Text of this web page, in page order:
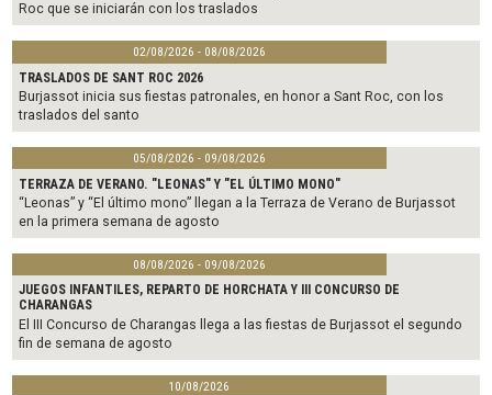
Roc que se iniciarán con los traslados
02/08/2026 - 08/08/2026
TRASLADOS DE SANT ROC 2026
Burjassot inicia sus fiestas patronales, en honor a Sant Roc, con los
traslados del santo
05/08/2026 - 09/08/2026
TERRAZA DE VERANO. "LEONAS" Y "EL ÚLTIMO MONO"
“Leonas” y “El último mono” llegan a la Terraza de Verano de Burjassot
en la primera semana de agosto
08/08/2026 - 09/08/2026
JUEGOS INFANTILES, REPARTO DE HORCHATA Y III CONCURSO DE
CHARANGAS
El III Concurso de Charangas llega a las fiestas de Burjassot el segundo
fin de semana de agosto
10/08/2026